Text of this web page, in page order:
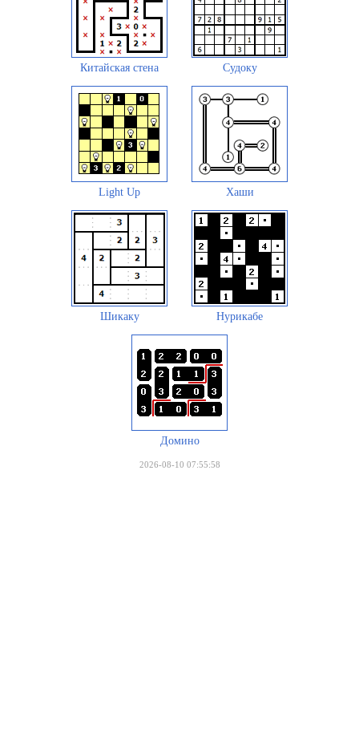
Китайская стена Судоку
Light Up Хаши
Шикаку Нурикабе
Домино
2026-08-10 07:55:58